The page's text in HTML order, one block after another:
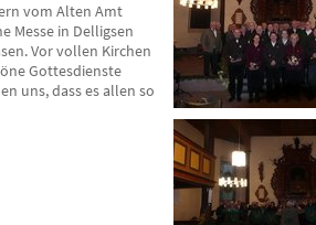
vom Alten Amt
Messe in Delligsen
Vor vollen Kirchen
Gottesdienste
uns, dass es allen so